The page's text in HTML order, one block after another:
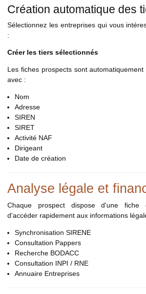
Création automatique des
Sélectionnez les entreprises qui vous
:
Créer les tiers sélectionnés
Les fiches prospects sont
avec :
Nom
Adresse
SIREN
SIRET
Activité NAF
Dirigeant
Date de création
Analyse légale et
Chaque prospect dispose d'une fiche
d'accéder rapidement aux informations
Synchronisation SIRENE
Consultation Pappers
Recherche BODACC
Consultation INPI / RNE
Annuaire Entreprises